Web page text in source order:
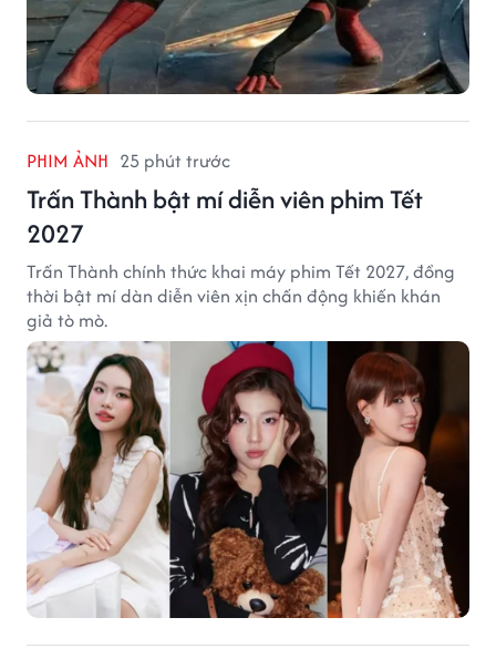
PHIM ẢNH 25 phút trước
Trấn Thành bật mí diễn viên phim Tết
2027
Trấn Thành chính thức khai máy phim Tết 2027, đồng
thời bật mí dàn diễn viên xịn chấn động khiến khán
giả tò mò.